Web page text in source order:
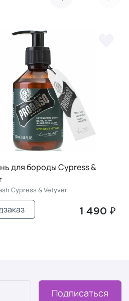
для бороды Cypress &
Cypress & Vetyver
1 490 ₽
Подписаться